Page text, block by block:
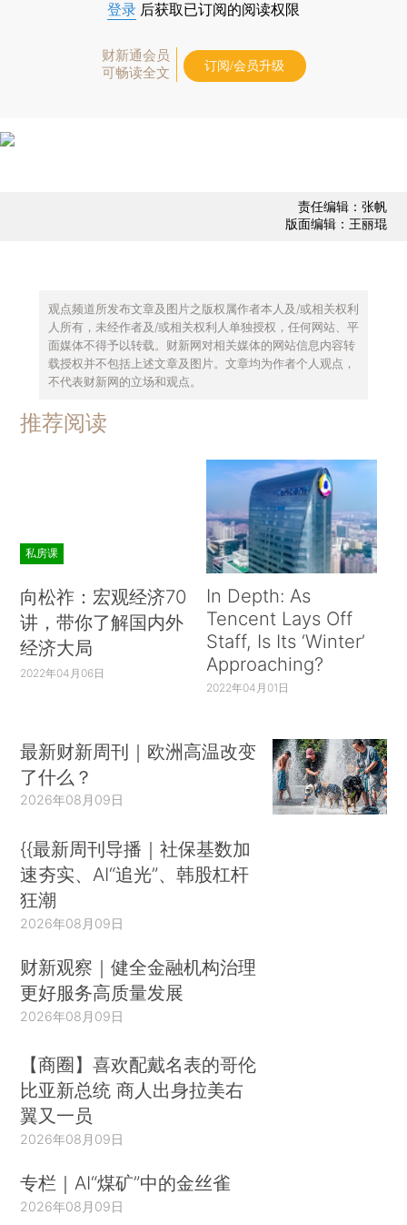
登录 后获取已订阅的阅读权限
财新通会员
可畅读全文
订阅/会员升级
责任编辑：张帆
版面编辑：王丽琨
观点频道所发布文章及图片之版权属作者本人及/或相关权利
人所有，未经作者及/或相关权利人单独授权，任何网站、平
面媒体不得予以转载。财新网对相关媒体的网站信息内容转
载授权并不包括上述文章及图片。文章均为作者个人观点，
不代表财新网的立场和观点。
推荐阅读
私房课
向松祚：宏观经济70
讲，带你了解国内外
经济大局
2022年04月06日
In Depth: As
Tencent Lays Off
Staff, Is Its ‘Winter’
Approaching?
2022年04月01日
最新财新周刊｜欧洲高温改变
了什么？
2026年08月09日
{{最新周刊导播｜社保基数加
速夯实、AI“追光”、韩股杠杆
狂潮
2026年08月09日
财新观察｜健全金融机构治理
更好服务高质量发展
2026年08月09日
【商圈】喜欢配戴名表的哥伦
比亚新总统 商人出身拉美右
翼又一员
2026年08月09日
专栏｜AI“煤矿”中的金丝雀
2026年08月09日